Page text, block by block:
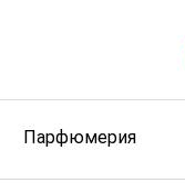
Парфюмерия